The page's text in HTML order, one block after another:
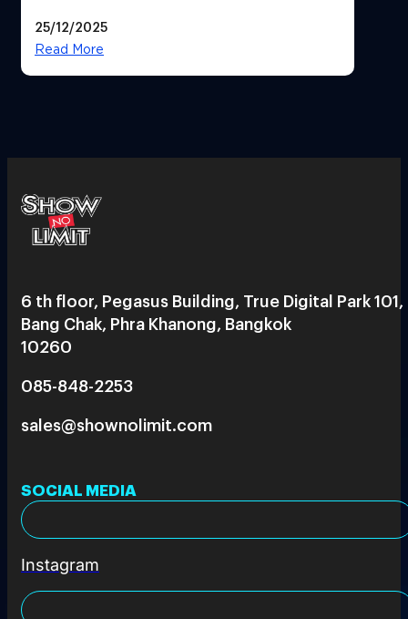
25/12/2025
Read More
6 th floor, Pegasus Building, True Digital Park 101,
Bang Chak, Phra Khanong, Bangkok
10260
085-848-2253
sales@shownolimit.com
SOCIAL MEDIA
Instagram